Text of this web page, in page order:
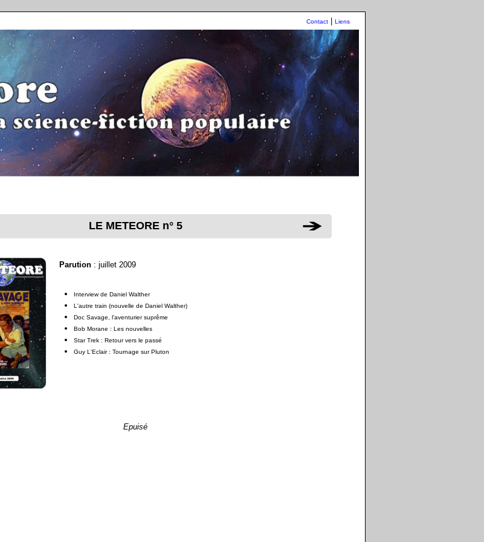
Contact Liens
LE METEORE n° 5
Parution : juillet 2009
Interview de Daniel Walther
L'autre train (nouvelle de Daniel Walther)
Doc Savage, l'aventurier suprême
Bob Morane : Les nouvelles
Star Trek : Retour vers le passé
Guy L'Eclair : Tournage sur Pluton
Epuisé